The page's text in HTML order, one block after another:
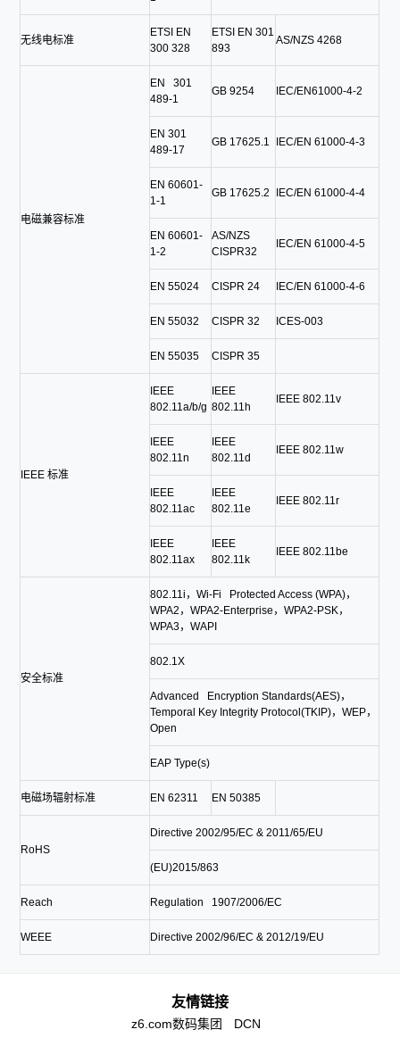
无线电标准
ETSI EN
300 328
ETSI EN 301
893
AS/NZS 4268
电磁兼容标准
EN 301
489-1
GB 9254 IEC/EN61000-4-2
EN 301
489-17
GB 17625.1 IEC/EN 61000-4-3
EN 60601-
1-1
GB 17625.2 IEC/EN 61000-4-4
EN 60601-
1-2
AS/NZS
CISPR32
IEC/EN 61000-4-5
EN 55024 CISPR 24 IEC/EN 61000-4-6
EN 55032 CISPR 32 ICES-003
EN 55035 CISPR 35
IEEE 标准
IEEE
802.11a/b/g
IEEE
802.11h
IEEE 802.11v
IEEE
802.11n
IEEE
802.11d
IEEE 802.11w
IEEE
802.11ac
IEEE
802.11e
IEEE 802.11r
IEEE
802.11ax
IEEE
802.11k
IEEE 802.11be
安全标准
802.11i，Wi-Fi Protected Access (WPA)，
WPA2，WPA2-Enterprise，WPA2-PSK，
WPA3，WAPI
802.1X
Advanced Encryption Standards(AES)，
Temporal Key Integrity Protocol(TKIP)，WEP，
Open
EAP Type(s)
电磁场辐射标准 EN 62311 EN 50385
RoHS
Directive 2002/95/EC & 2011/65/EU
(EU)2015/863
Reach Regulation 1907/2006/EC
WEEE Directive 2002/96/EC & 2012/19/EU
友情链接
z6.com数码集团 DCN